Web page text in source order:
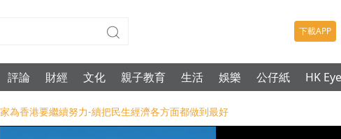
下載APP
評論 財經 文化 親子教育 生活 娛樂 公仔紙 HK Eye
為香港要繼續努力-續把民生經濟各方面都做到最好